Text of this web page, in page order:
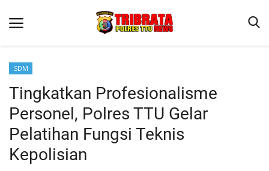
Beranda
Terms & Conditions
Reskrim
Binkam
SDM
Tingkatkan Profesionalisme
Personel, Polres TTU Gelar
Pelatihan Fungsi Teknis
Kepolisian